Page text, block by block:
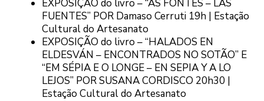
EXPOSIÇÃO do livro – “AS FONTES – LAS
FUENTES” POR Damaso Cerruti 19h | Estação
Cultural do Artesanato
EXPOSIÇÃO do livro – “HALADOS EN
ELDESVÁN – ENCONTRADOS NO SOTÃO” E
“EM SÉPIA E O LONGE – EN SEPIA Y A LO
LEJOS” POR SUSANA CORDISCO 20h30 |
Estação Cultural do Artesanato